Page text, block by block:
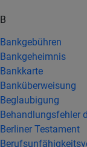
B
Bankgebühren
Bankgeheimnis
Bankkarte
Banküberweisung
Beglaubigung
Behandlungsfehler
Berliner Testament